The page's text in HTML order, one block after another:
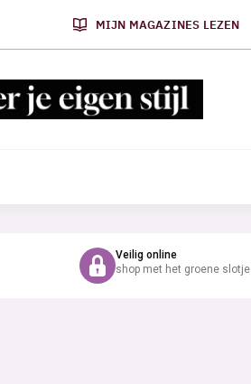
MIJN MAGAZINES LEZEN
Veilig online
shop met het groene slotje